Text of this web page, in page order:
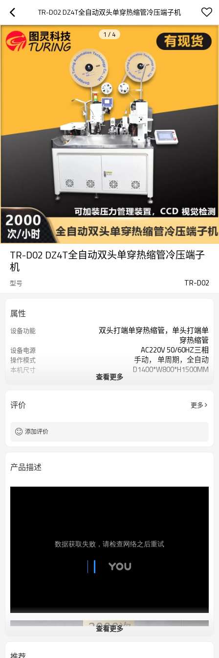
TR-D02 DZ4T全自动双头单穿热缩管冷压端子机
1 / 4
TR-D02 DZ4T全自动双头单穿热缩管冷压端子
机
型号 TR-D02
属性
设备功能
双头打端单穿热缩管，单头打端单
穿热缩管
设备电源 AC220V 50/60HZ三相
操作模式 手动， 单周期，全自动
本机尺寸 D1400*W800*H1500MM
切断长度
剥皮长度 前端 0.5~8.0MM 后端 0.1~10.0MM
电线规格
查看更多
评价 更多
添加评价
产品描述
查看更多